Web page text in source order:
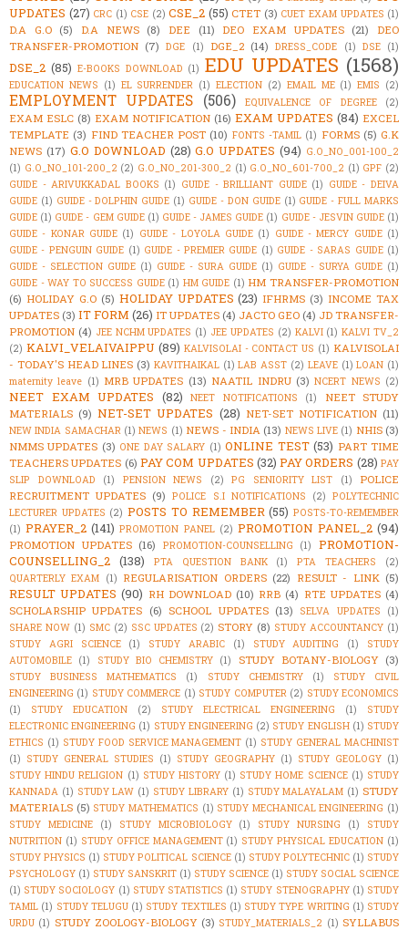
UPDATES (27) CRC (1) CSE (2) CSE_2 (55) CTET (3) CUET EXAM UPDATES (1)
D.A G.O (5) D.A NEWS (8) DEE (11) DEO EXAM UPDATES (21)
DEO
TRANSFER-PROMOTION (7) DGE (1) DGE_2 (14) DRESS_CODE (1) DSE (1)
DSE_2 (85) E-BOOKS DOWNLOAD (1) EDU UPDATES (1568)
EDUCATION NEWS (1) EL SURRENDER (1) ELECTION (2) EMAIL ME (1) EMIS (2)
EMPLOYMENT UPDATES (506) EQUIVALENCE OF DEGREE (2)
EXAM ESLC (8) EXAM NOTIFICATION (16) EXAM UPDATES (84) EXCEL
TEMPLATE (3) FIND TEACHER POST (10) FONTS -TAMIL (1) FORMS (5) G.K
NEWS (17) G.O DOWNLOAD (28) G.O UPDATES (94) G.O_NO_001-100_2
(1) G.O_NO_101-200_2 (2) G.O_NO_201-300_2 (1) G.O_NO_601-700_2 (1) GPF (2)
GUIDE - ARIVUKKADAL BOOKS (1) GUIDE - BRILLIANT GUIDE (1) GUIDE - DEIVA
GUIDE (1) GUIDE - DOLPHIN GUIDE (1) GUIDE - DON GUIDE (1) GUIDE - FULL MARKS
GUIDE (1) GUIDE - GEM GUIDE (1) GUIDE - JAMES GUIDE (1) GUIDE - JESVIN GUIDE (1)
GUIDE - KONAR GUIDE (1) GUIDE - LOYOLA GUIDE (1) GUIDE - MERCY GUIDE (1)
GUIDE - PENGUIN GUIDE (1) GUIDE - PREMIER GUIDE (1) GUIDE - SARAS GUIDE (1)
GUIDE - SELECTION GUIDE (1) GUIDE - SURA GUIDE (1) GUIDE - SURYA GUIDE (1)
GUIDE - WAY TO SUCCESS GUIDE (1) HM GUIDE (1) HM TRANSFER-PROMOTION
(6) HOLIDAY G.O (5) HOLIDAY UPDATES (23) IFHRMS (3) INCOME TAX
UPDATES (3) IT FORM (26) IT UPDATES (4) JACTO GEO (4) JD TRANSFER-
PROMOTION (4) JEE NCHM UPDATES (1) JEE UPDATES (2) KALVI (1) KALVI TV_2
(2) KALVI_VELAIVAIPPU (89) KALVISOLAI - CONTACT US (1) KALVISOLAI
- TODAY'S HEAD LINES (3) KAVITHAIKAL (1) LAB ASST (2) LEAVE (1) LOAN (1)
maternity leave (1) MRB UPDATES (13) NAATIL INDRU (3) NCERT NEWS (2)
NEET EXAM UPDATES (82) NEET NOTIFICATIONS (1)
NEET STUDY
MATERIALS (9) NET-SET UPDATES (28) NET-SET NOTIFICATION (11)
NEW INDIA SAMACHAR (1) NEWS (1) NEWS - INDIA (13) NEWS LIVE (1) NHIS (3)
NMMS UPDATES (3) ONE DAY SALARY (1) ONLINE TEST (53) PART TIME
TEACHERS UPDATES (6) PAY COM UPDATES (32) PAY ORDERS (28) PAY
SLIP DOWNLOAD
(1) PENSION NEWS (2) PG SENIORITY LIST (1)
POLICE
RECRUITMENT UPDATES (9) POLICE S.I NOTIFICATIONS (2) POLYTECHNIC
LECTURER UPDATES (2) POSTS TO REMEMBER (55) POSTS-TO-REMEMBER
(1) PRAYER_2 (141) PROMOTION PANEL (2) PROMOTION PANEL_2 (94)
PROMOTION UPDATES (16) PROMOTION-COUNSELLING (1)
PROMOTION-
COUNSELLING_2 (138) PTA QUESTION BANK (1) PTA TEACHERS
(2)
QUARTERLY EXAM (1) REGULARISATION ORDERS (22) RESULT - LINK (5)
RESULT UPDATES (90) RH DOWNLOAD (10) RRB (4) RTE UPDATES (4)
SCHOLARSHIP UPDATES (6) SCHOOL UPDATES (13) SELVA UPDATES
(1)
SHARE NOW (1) SMC (2) SSC UPDATES (2) STORY (8) STUDY ACCOUNTANCY (1)
STUDY AGRI SCIENCE
(1) STUDY ARABIC (1) STUDY AUDITING (1)
STUDY
AUTOMOBILE (1) STUDY BIO CHEMISTRY (1) STUDY BOTANY-BIOLOGY (3)
STUDY BUSINESS MATHEMATICS (1) STUDY CHEMISTRY (1)
STUDY CIVIL
ENGINEERING (1) STUDY COMMERCE (1) STUDY COMPUTER (2) STUDY ECONOMICS
(1)
STUDY EDUCATION (2) STUDY ELECTRICAL ENGINEERING (1)
STUDY
ELECTRONIC ENGINEERING (1) STUDY ENGINEERING (2) STUDY ENGLISH (1) STUDY
ETHICS (1) STUDY FOOD SERVICE MANAGEMENT (1) STUDY GENERAL MACHINIST
(1) STUDY GENERAL STUDIES (1) STUDY GEOGRAPHY (1) STUDY GEOLOGY (1)
STUDY HINDU RELIGION (1) STUDY HISTORY (1) STUDY HOME SCIENCE (1) STUDY
KANNADA (1) STUDY LAW (1) STUDY LIBRARY (1) STUDY MALAYALAM (1) STUDY
MATERIALS (5) STUDY MATHEMATICS (1) STUDY MECHANICAL ENGINEERING (1)
STUDY MEDICINE
(1) STUDY MICROBIOLOGY (1) STUDY NURSING (1)
STUDY
NUTRITION (1) STUDY OFFICE MANAGEMENT (1) STUDY PHYSICAL EDUCATION (1)
STUDY PHYSICS (1) STUDY POLITICAL SCIENCE (1) STUDY POLYTECHNIC (1) STUDY
PSYCHOLOGY (1) STUDY SANSKRIT (1) STUDY SCIENCE (1) STUDY SOCIAL SCIENCE
(1) STUDY SOCIOLOGY (1) STUDY STATISTICS (1) STUDY STENOGRAPHY (1) STUDY
TAMIL (1) STUDY TELUGU (1) STUDY TEXTILES (1) STUDY TYPE WRITING (1) STUDY
URDU (1) STUDY ZOOLOGY-BIOLOGY (3) STUDY_MATERIALS_2 (1) SYLLABUS